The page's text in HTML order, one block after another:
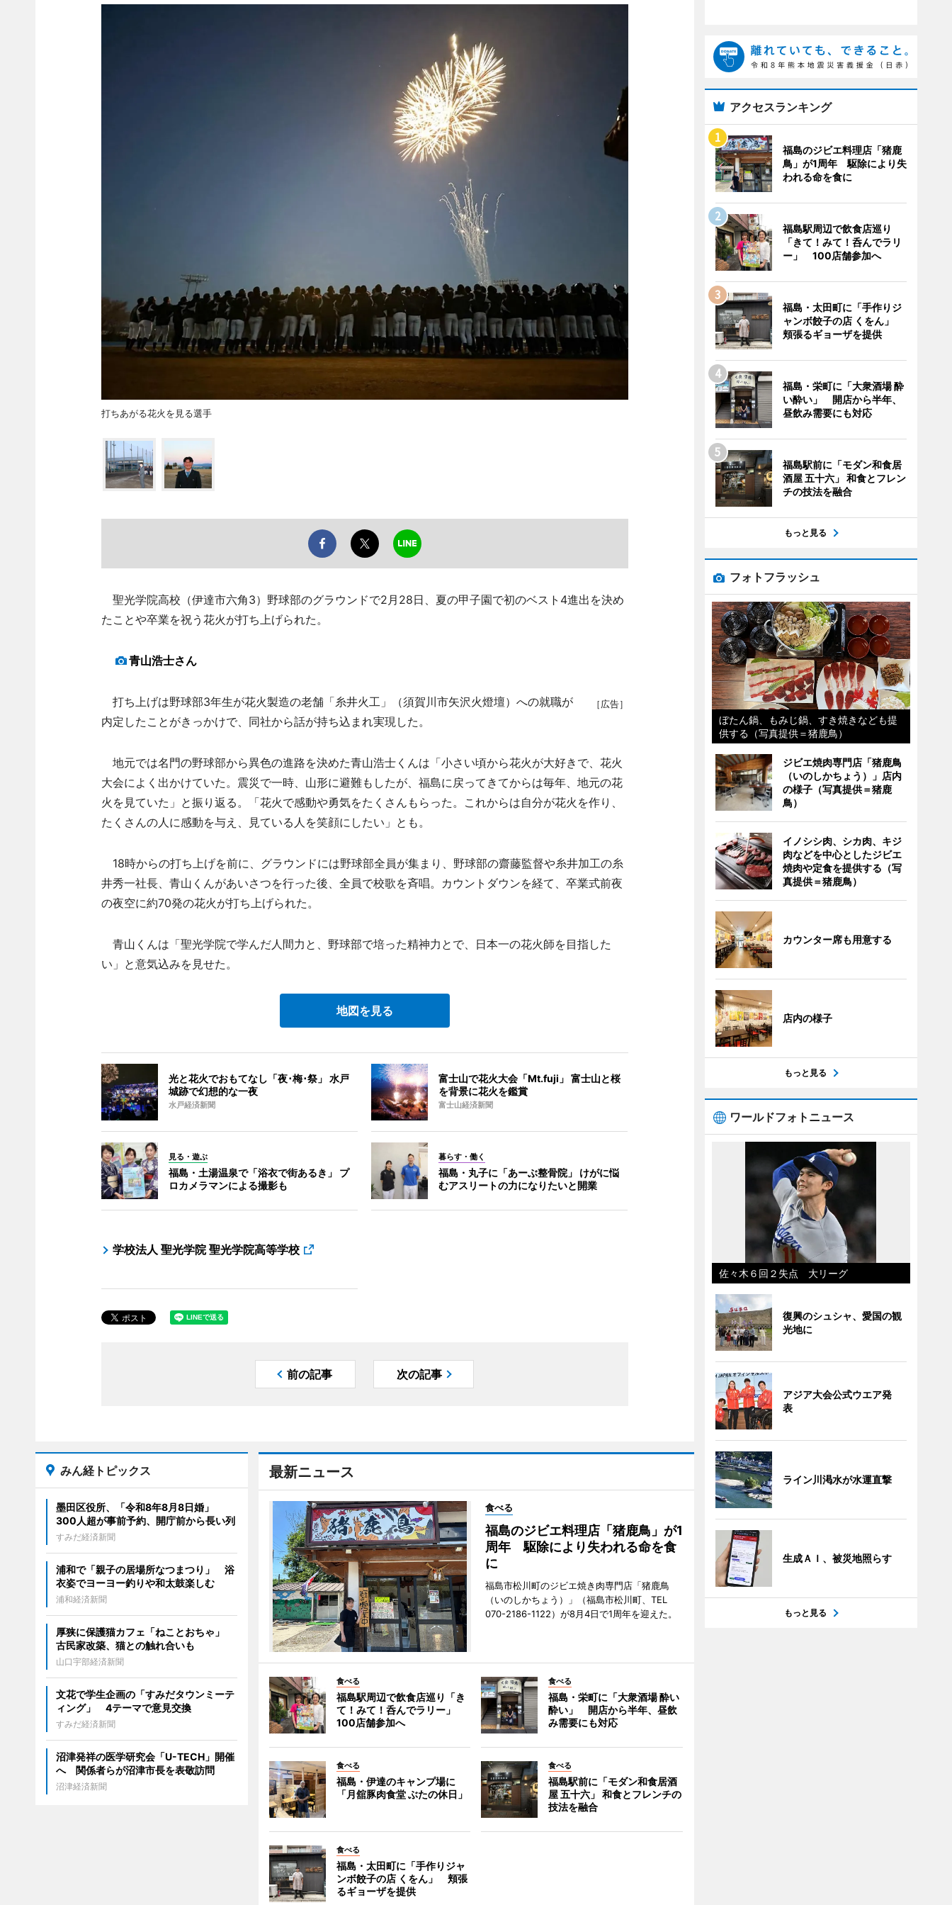
打ちあがる花火を見る選手
聖光学院高校（伊達市六角3）野球部のグラウンドで2月28日、夏の甲子園で初のベスト4進出を決め
たことや卒業を祝う花火が打ち上げられた。
青山浩士さん
［広告］
打ち上げは野球部3年生が花火製造の老舗「糸井火工」（須賀川市矢沢火燈壇）への就職が
内定したことがきっかけで、同社から話が持ち込まれ実現した。
地元では名門の野球部から異色の進路を決めた青山浩士くんは「小さい頃から花火が大好きで、花火
大会によく出かけていた。震災で一時、山形に避難もしたが、福島に戻ってきてからは毎年、地元の花
火を見ていた」と振り返る。「花火で感動や勇気をたくさんもらった。これからは自分が花火を作り、
たくさんの人に感動を与え、見ている人を笑顔にしたい」とも。
18時からの打ち上げを前に、グラウンドには野球部全員が集まり、野球部の齋藤監督や糸井加工の糸
井秀一社長、青山くんがあいさつを行った後、全員で校歌を斉唱。カウントダウンを経て、卒業式前夜
の夜空に約70発の花火が打ち上げられた。
青山くんは「聖光学院で学んだ人間力と、野球部で培った精神力とで、日本一の花火師を目指した
い」と意気込みを見せた。
地図を見る
光と花火でおもてなし「夜･梅･祭」 水戸
城跡で幻想的な一夜
水戸経済新聞
富士山で花火大会「Mt.fuji」 富士山と桜
を背景に花火を鑑賞
富士山経済新聞
見る・遊ぶ
福島・土湯温泉で「浴衣で街あるき」 プ
ロカメラマンによる撮影も
暮らす・働く
福島・丸子に「あーぶ整骨院」 けがに悩
むアスリートの力になりたいと開業
学校法人 聖光学院 聖光学院高等学校
前の記事 次の記事
最新ニュース
食べる
福島のジビエ料理店「猪鹿鳥」が1
周年 駆除により失われる命を食
に
福島市松川町のジビエ焼き肉専門店「猪鹿鳥
（いのしかちょう）」（福島市松川町、TEL
070-2186-1122）が8月4日で1周年を迎えた。
食べる
福島駅周辺で飲食店巡り「き
て！みて！呑んでラリー」
100店舗参加へ
食べる
福島・栄町に「大衆酒場 酔い
酔い」 開店から半年、昼飲
み需要にも対応
食べる
福島・伊達のキャンプ場に
「月舘豚肉食堂 ぶたの休日」
食べる
福島駅前に「モダン和食居酒
屋 五十六」 和食とフレンチの
技法を融合
食べる
福島・太田町に「手作りジャ
ンボ餃子の店 くをん」 頬張
るギョーザを提供
みん経トピックス
墨田区役所、「令和8年8月8日婚」
300人超が事前予約、開庁前から長い列
すみだ経済新聞
浦和で「親子の居場所なつまつり」 浴
衣姿でヨーヨー釣りや和太鼓楽しむ
浦和経済新聞
厚狭に保護猫カフェ「ねことおちゃ」
古民家改築、猫との触れ合いも
山口宇部経済新聞
文花で学生企画の「すみだタウンミーテ
ィング」 4テーマで意見交換
すみだ経済新聞
沼津発祥の医学研究会「U-TECH」開催
へ 関係者らが沼津市長を表敬訪問
沼津経済新聞
アクセスランキング
福島のジビエ料理店「猪鹿
鳥」が1周年 駆除により失
われる命を食に
福島駅周辺で飲食店巡り
「きて！みて！呑んでラリ
ー」 100店舗参加へ
福島・太田町に「手作りジ
ャンボ餃子の店 くをん」
頬張るギョーザを提供
福島・栄町に「大衆酒場 酔
い酔い」 開店から半年、
昼飲み需要にも対応
福島駅前に「モダン和食居
酒屋 五十六」 和食とフレン
チの技法を融合
もっと見る
フォトフラッシュ
ぼたん鍋、もみじ鍋、すき焼きなども提
供する（写真提供＝猪鹿鳥）
ジビエ焼肉専門店「猪鹿鳥
（いのしかちょう）」店内
の様子（写真提供＝猪鹿
鳥）
イノシシ肉、シカ肉、キジ
肉などを中心としたジビエ
焼肉や定食を提供する（写
真提供＝猪鹿鳥）
カウンター席も用意する
店内の様子
もっと見る
ワールドフォトニュース
佐々木６回２失点 大リーグ
復興のシュシャ、愛国の観
光地に
アジア大会公式ウエア発
表
ライン川渇水が水運直撃
生成ＡＩ、被災地照らす
もっと見る